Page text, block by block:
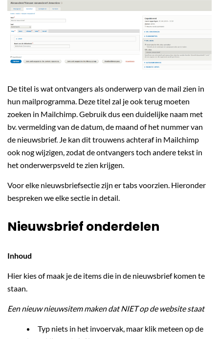
De titel is wat ontvangers als onderwerp van de mail zien in
hun mailprogramma. Deze titel zal je ook terug moeten
zoeken in Mailchimp. Gebruik dus een duidelijke naam met
bv. vermelding van de datum, de maand of het nummer van
de nieuwsbrief. Je kan dit trouwens achteraf in Mailchimp
ook nog wijzigen, zodat de ontvangers toch andere tekst in
het onderwerpsveld te zien krijgen.
Voor elke nieuwsbriefsectie zijn er tabs voorzien. Hieronder
bespreken we elke sectie in detail.
Nieuwsbrief onderdelen
Inhoud
Hier kies of maak je de items die in de nieuwsbrief komen te
staan.
Een nieuw nieuwsitem maken dat NIET op de website staat
Typ niets in het invoervak, maar klik meteen op de